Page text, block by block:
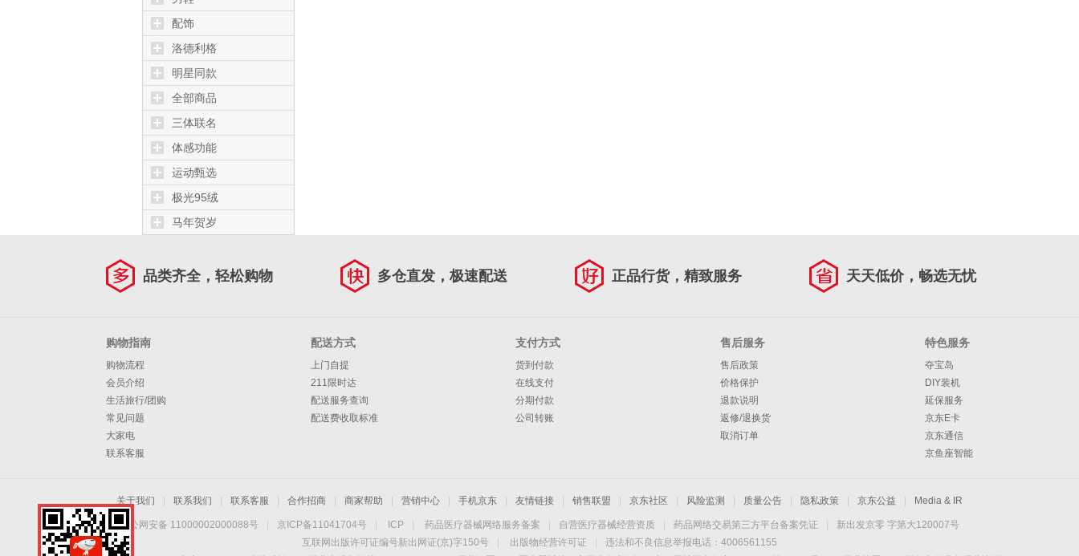
配饰
洛德利格
明星同款
全部商品
三体联名
体感功能
运动甄选
极光95绒
马年贺岁
品类齐全，轻松购物 多仓直发，极速配送 正品行货，精致服务 天天低价，畅选无忧
购物指南
购物流程
会员介绍
生活旅行/团购
常见问题
大家电
联系客服
配送方式
上门自提
211限时达
配送服务查询
配送费收取标准
支付方式
货到付款
在线支付
分期付款
公司转账
售后服务
售后政策
价格保护
退款说明
返修/退换货
取消订单
特色服务
夺宝岛
DIY装机
延保服务
京东E卡
京东通信
京鱼座智能
关于我们 联系我们 联系客服 合作招商 商家帮助 营销中心 手机京东 友情链接 销售联盟 京东社区 风险监测 质量公告 隐私政策 京东公益 Media & IR
京公网安备 11000002000088号 京ICP备11041704号 ICP 药品医疗器械网络服务备案 自营医疗器械经营资质 药品网络交易第三方平台备案凭证
新出发京零 字第大120007号
互联网出版许可证编号新出网证(京)字150号
出版物经营许可证
违法和不良信息举报电话：4006561155